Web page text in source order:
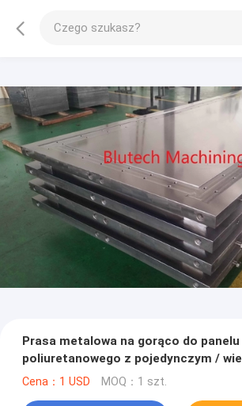
Prasa metalowa na gorąco do panelu
poliuretanowego z pojedynczym /
dziennymi
Cena：1 USD MOQ：1 szt.